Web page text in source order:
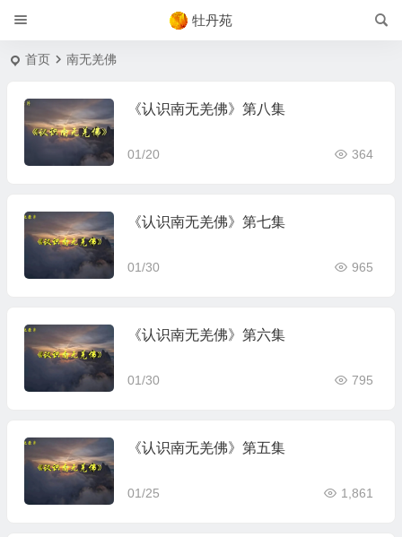
牡丹苑
首页 南无羌佛
《认识南无羌佛》第八集
01/20 364
《认识南无羌佛》第七集
01/30 965
《认识南无羌佛》第六集
01/30 795
《认识南无羌佛》第五集
01/25 1,861